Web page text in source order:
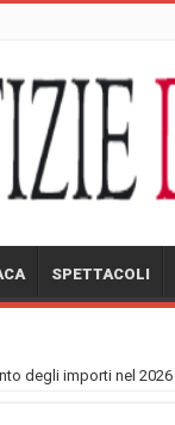
SPETTACOLI
degli importi nel 2026